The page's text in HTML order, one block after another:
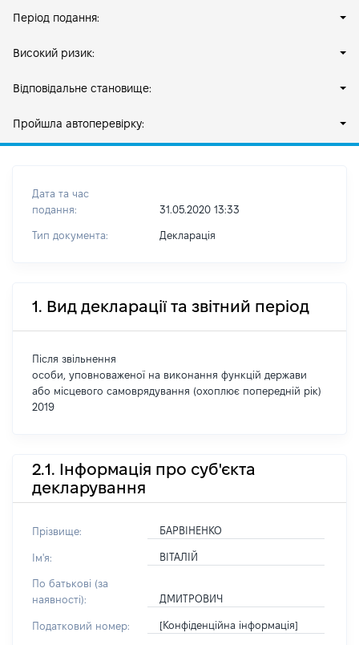
Період подання:
Високий ризик:
Відповідальне становище:
Пройшла автоперевірку:
Дата та час
подання:
31.05.2020 13:33
Тип документа: Декларація
1. Вид декларації та звітний період
Після звільнення
особи, уповноваженої на виконання функцій держави
або місцевого самоврядування (охоплює попередній рік)
2019
2.1. Інформація про суб'єкта
декларування
Прізвище: БАРВІНЕНКО
Ім'я: ВІТАЛІЙ
По батькові (за
наявності):
ДМИТРОВИЧ
Податковий номер: [Конфіденційна інформація]